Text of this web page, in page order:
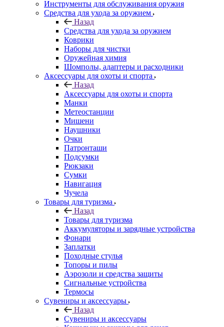
Инструменты для обслуживания оружия
Средства для ухода за оружием
Назад
Средства для ухода за оружием
Коврики
Наборы для чистки
Оружейная химия
Шомполы, адаптеры и расходники
Аксессуары для охоты и спорта
Назад
Аксессуары для охоты и спорта
Манки
Метеостанции
Мишени
Наушники
Очки
Патронташи
Подсумки
Рюкзаки
Сумки
Навигация
Чучела
Товары для туризма
Назад
Товары для туризма
Аккумуляторы и зарядные устройства
Фонари
Заплатки
Походные стулья
Топоры и пилы
Аэрозоли и средства защиты
Сигнальные устройства
Термосы
Сувениры и аксессуары
Назад
Сувениры и аксессуары